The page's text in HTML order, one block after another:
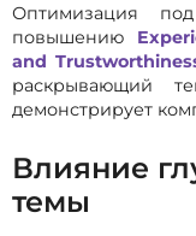
Оптимизация
повышению
and
раскрывающий
демонстрирует
Влияние
темы